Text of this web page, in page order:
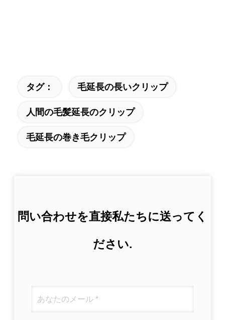
タグ： 毛延長の長いクリップ
人間の毛髪延長のクリップ
毛延長の巻き毛クリップ
問い合わせを直接私たちに送ってく
ださい.